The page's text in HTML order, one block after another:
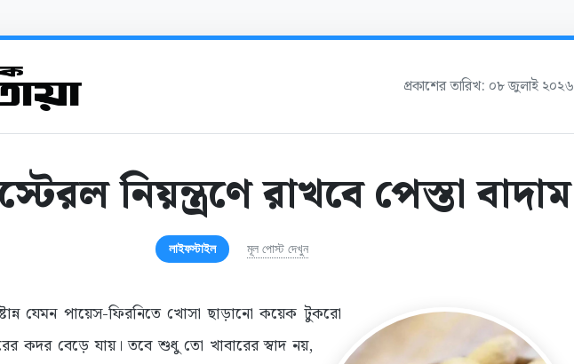
প্রকাশের তারিখ: ০৮ জুলাই ২০২৬
নিয়ন্ত্রণে রাখবে পেস্তা বাদাম
লাইফস্টাইল মূল পোস্ট দেখুন
যেমন পায়েস-ফিরনিতে খোসা ছাড়ানো কয়েক টুকরো
কদর বেড়ে যায়। তবে শুধু তো খাবারের স্বাদ নয়,